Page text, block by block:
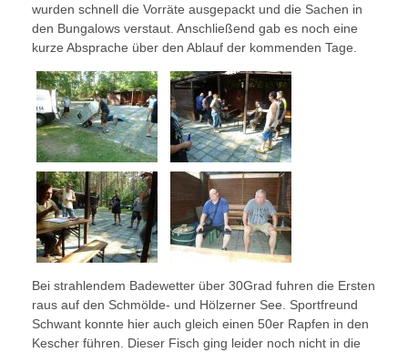
wurden schnell die Vorräte ausgepackt und die Sachen in
den Bungalows verstaut. Anschließend gab es noch eine
kurze Absprache über den Ablauf der kommenden Tage.
Bei strahlendem Badewetter über 30Grad fuhren die Ersten
raus auf den Schmölde- und Hölzerner See. Sportfreund
Schwant konnte hier auch gleich einen 50er Rapfen in den
Kescher führen. Dieser Fisch ging leider noch nicht in die